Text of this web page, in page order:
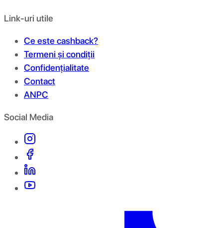
Link-uri utile
Ce este cashback?
Termeni și condiții
Confidențialitate
Contact
ANPC
Social Media